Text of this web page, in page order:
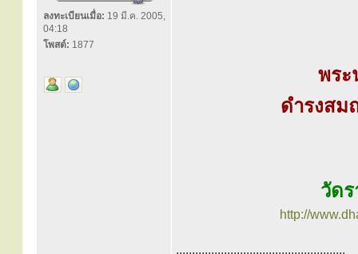
ลงทะเบียนเมื่อ: 19 มี.ค. 2005,
04:18
โพสต์: 1877
พระ
ดำรงส
วัด
http://
.....................................................